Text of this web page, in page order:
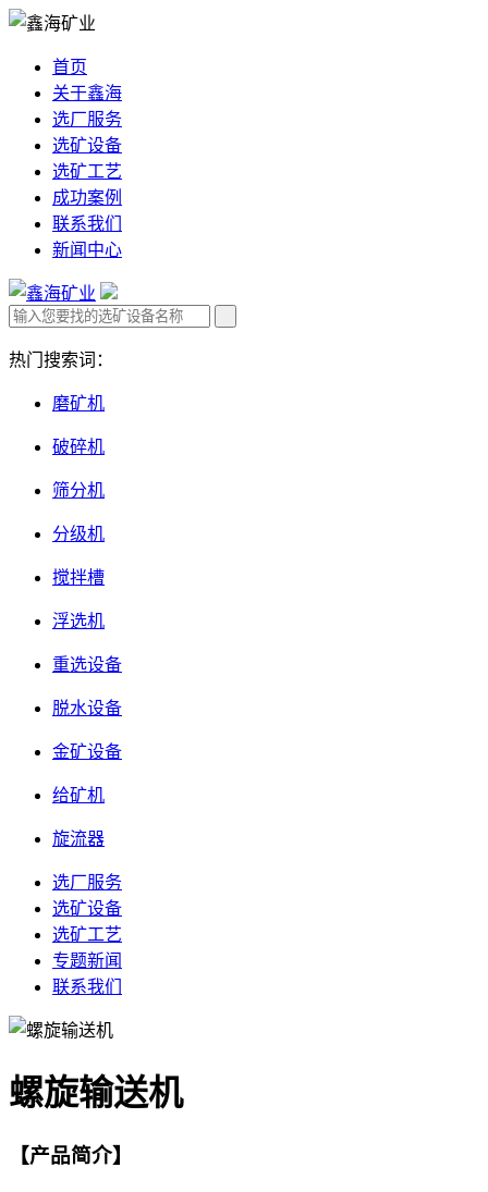
首页
关于鑫海
选厂服务
选矿设备
选矿工艺
成功案例
联系我们
新闻中心
热门搜索词：
磨矿机
破碎机
筛分机
分级机
搅拌槽
浮选机
重选设备
脱水设备
金矿设备
给矿机
旋流器
选厂服务
选矿设备
选矿工艺
专题新闻
联系我们
螺旋输送机
【产品简介】